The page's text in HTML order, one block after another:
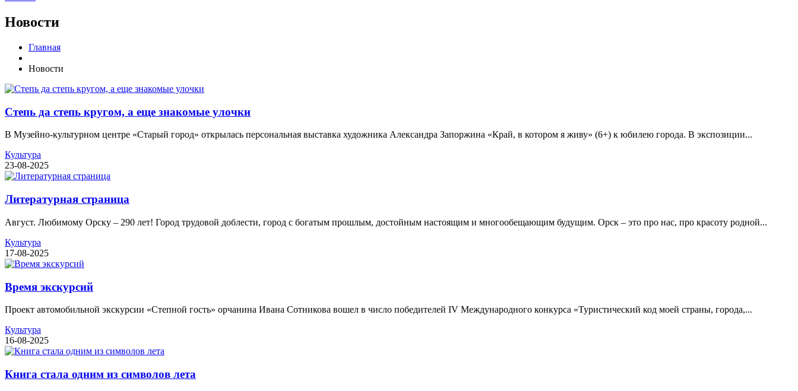
Новости
Главная
Новости
Степь да степь кругом, а еще знакомые улочки
В Музейно-культурном центре «Старый город» открылась персональная выставка художника Александра Запоржина «Край, в котором я живу» (6+) к юбилею города. В экспозиции...
Культура
23-08-2025
Литературная страница
Август. Любимому Орску – 290 лет! Город трудовой доблести, город с богатым прошлым, достойным настоящим и многообещающим будущим. Орск – это про нас, про красоту родной...
Культура
17-08-2025
Время экскурсий
Проект автомобильной экскурсии «Степной гость» орчанина Ивана Сотникова вошел в число победителей IV Международного конкурса «Туристический код моей страны, города,...
Культура
16-08-2025
Книга стала одним из символов лета